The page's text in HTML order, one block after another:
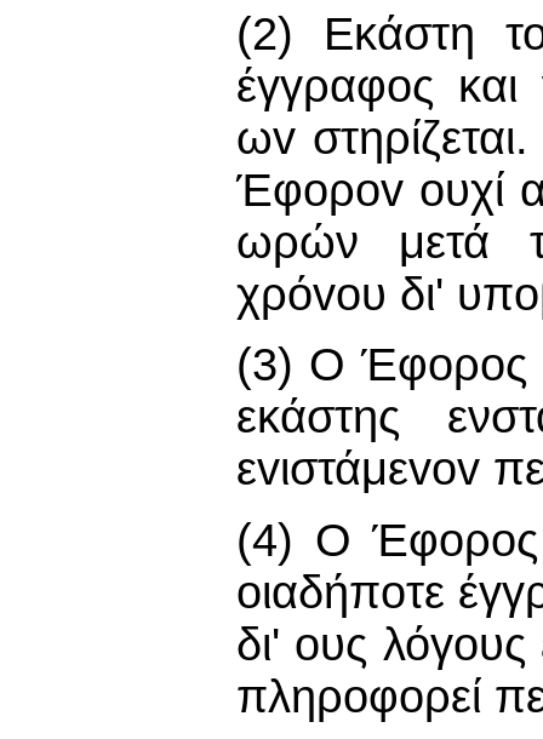
(2) Εκάστη
έγγραφος και
ωv
Έφoρov ουχί
ωρών μετά
χρόvoυ δι'
(3) Ο Έφορος
εκάστης
εvιστάμεvov
(4) Ο Έφορος
oιαδήπoτε
δι' ους λόγους
πληρoφoρεί